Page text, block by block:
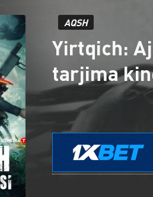
AQSH
Yirtqich:
tarjima